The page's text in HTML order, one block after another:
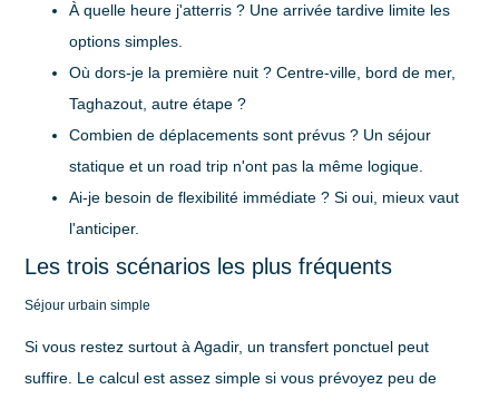
À quelle heure j'atterris ? Une arrivée tardive limite les
options simples.
Où dors-je la première nuit ? Centre-ville, bord de mer,
Taghazout, autre étape ?
Combien de déplacements sont prévus ? Un séjour
statique et un road trip n'ont pas la même logique.
Ai-je besoin de flexibilité immédiate ? Si oui, mieux vaut
l'anticiper.
Les trois scénarios les plus fréquents
Séjour urbain simple
Si vous restez surtout à Agadir, un transfert ponctuel peut
suffire. Le calcul est assez simple si vous prévoyez peu de